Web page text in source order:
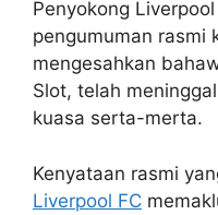
Penyokong
pengumuman rasmi
mengesahkan
Slot, telah
kuasa serta-merta.
Kenyataan rasmi
Liverpool FC